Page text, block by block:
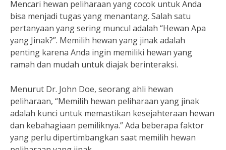
Mencari hewan peliharaan yang cocok untuk Anda
bisa menjadi tugas yang menantang. Salah satu
pertanyaan yang sering muncul adalah “Hewan Apa
yang Jinak?”. Memilih hewan yang jinak adalah
penting karena Anda ingin memiliki hewan yang
ramah dan mudah untuk diajak berinteraksi.
Menurut Dr. John Doe, seorang ahli hewan
peliharaan, “Memilih hewan peliharaan yang jinak
adalah kunci untuk memastikan kesejahteraan hewan
dan kebahagiaan pemiliknya.” Ada beberapa faktor
yang perlu dipertimbangkan saat memilih hewan